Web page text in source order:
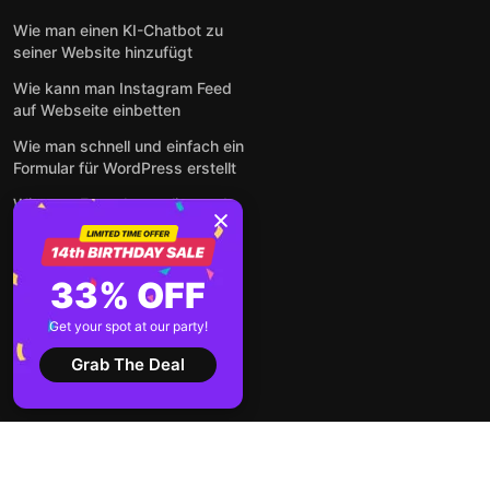
Wie man einen KI-Chatbot zu
seiner Website hinzufügt
Wie kann man Instagram Feed
auf Webseite einbetten
Wie man schnell und einfach ein
Formular für WordPress erstellt
Wie man Formulare online und
kostenlos auf jeder Website
einbettet
So betten Sie Google-
Bewertungen kostenlos auf
einer Website ein
Alle Beiträge anzeigen
33% OFF
Get your spot at our party!
Grab The Deal